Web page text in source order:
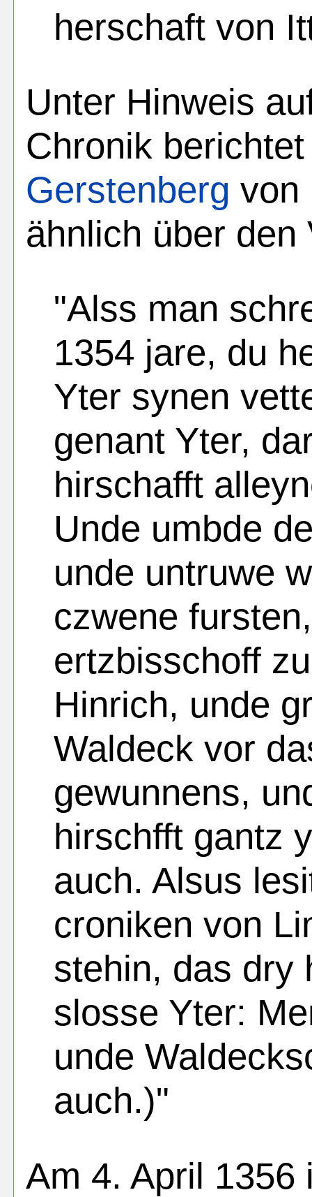
herschaft von
Unter Hinweis
Chronik
Gerstenberg von
ähnlich über den
"Alss man
1354 jare, du
Yter synen
genant Yter,
hirschafft
Unde umbde
unde untruwe
czwene
ertzbisschoff
Hinrich, unde
Waldeck vor
gewunnens,
hirschfft gantz
auch. Alsus
croniken von
stehin, das dry
slosse Yter:
unde
auch.)"
Am 4. April 1356